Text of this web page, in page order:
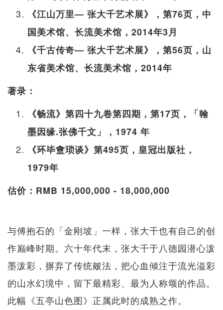
《江山万里— 张大千艺术展》，第76页，中
国美术馆、长流美术馆，2014年3月
《千古传奇— 张大千艺术展》，第56页，山
东省美术馆、长流美术馆，2014年
著录：
《畅流》第四十九卷第四期，第17页，「翰
墨因缘.张佛千文」，1974 年
《环毕盦琐谈》第495页，皇冠出版社，
1979年
估价：RMB 15,000,000 - 18,000,000
与傅抱石的「金刚坡」一样，张大千也有自己的创
作巅峰时期。六十年代末，张大千于八德园潜心泼
墨泼彩，摒弃了传统皴法，把心血倾注于流光溢彩
的山水幻境中，留下最精彩、最为人称颂的作品。
此幅《五亭山色图》正属此时的成熟之作。